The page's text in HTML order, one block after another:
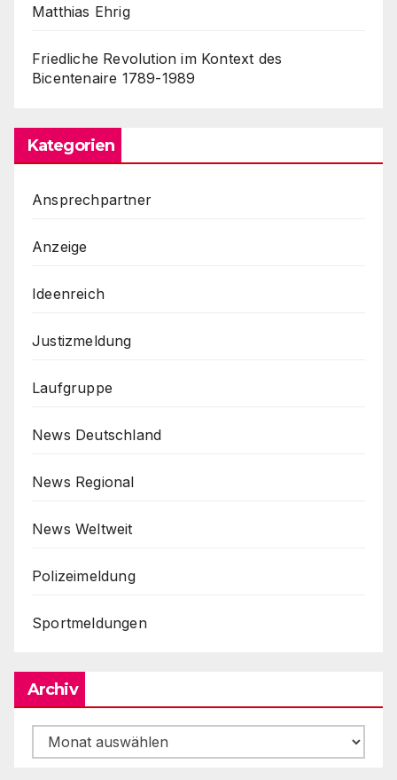
Matthias Ehrig
Friedliche Revolution im Kontext des
Bicentenaire 1789-1989
Kategorien
Ansprechpartner
Anzeige
Ideenreich
Justizmeldung
Laufgruppe
News Deutschland
News Regional
News Weltweit
Polizeimeldung
Sportmeldungen
Archiv
Archiv